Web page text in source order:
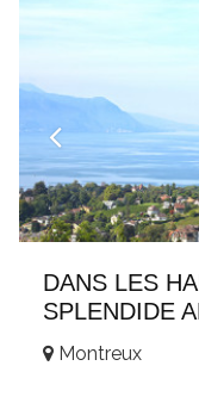
DANS LES
SPLENDIDE
Montreux